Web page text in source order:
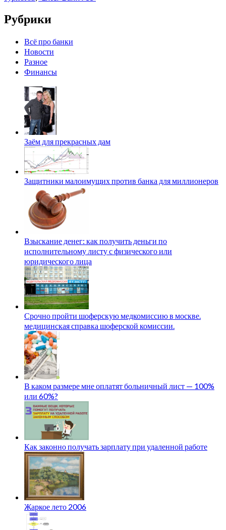
Рубрики
Всё про банки
Новости
Разное
Финансы
Заём для прекрасных дам
Защитники малоимущих против банка для миллионеров
Взыскание денег: как получить деньги по
исполнительному листу с физического или
юридического лица
Срочно пройти шоферскую медкомиссию в москве.
медицинская справка шоферской комиссии.
В каком размере мне оплатят больничный лист — 100%
или 60%?
Как законно получать зарплату при удаленной работе
Жаркое лето 2006